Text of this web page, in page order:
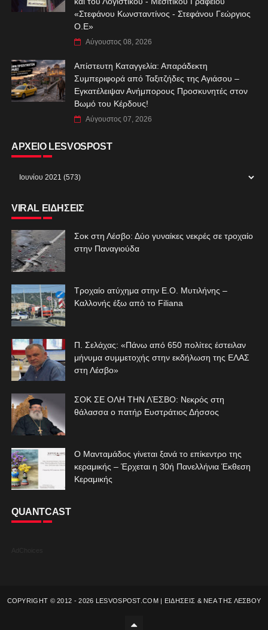
«Στεφάνου Κωνσταντίνος - Στεφάνου Γεώργιος
Ο.Ε»
Αύγουστος 08, 2026
Απίστευτη Καταγγελία: Απαράδεκτη
Συμπεριφορά από Ταξιτζήδες της Αγιάσου –
Εγκατέλειψαν Ανήμπορους Προσκυνητές στον
Βωμό του Κέρδους!
Αύγουστος 07, 2026
ΑΡΧΕΙΟ LESVOSPOST
VIRAL ΕΙΔΗΣΕΙΣ
Σοκ στη Λέσβο: Δύο γυναίκες νεκρές σε τροχαίο
στην Παναγιούδα
Τροχαίο ατύχημα στην Ε.Ο. Μυτιλήνης –
Καλλονής έξω από το Filiana
Π. Σελάχας: «Πάνω από 650 πολίτες έστειλαν
μήνυμα συμμετοχής στην εκδήλωση της ΕΛΑΣ
στη Λέσβο»
ΣΟΚ ΣΕ ΟΛΗ ΤΗΝ ΛΈΣΒΟ: Νεκρός στη
θάλασσα ο πατήρ Ευστράτιος Δήσσος
Ο Μανταμάδος γίνεται ξανά το επίκεντρο της
κεραμικής – Έρχεται η 30ή Πανελλήνια Έκθεση
Κεραμικής
QUANTCAST
COPYRIGHT © 2012 -2026 LESVOSPOST.COM | ΕΙΔΗΣΕΙΣ & ΝΕΑ ΤΗΣ ΛΕΣΒΟΥ